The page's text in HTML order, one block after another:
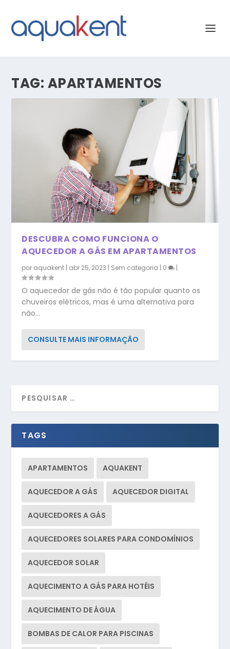
TAG: APARTAMENTOS
DESCUBRA COMO FUNCIONA O
AQUECEDOR A GÁS EM APARTAMENTOS
por aquakent | abr 25, 2023 | Sem categoria | 0 |
O aquecedor de gás não é tão popular quanto os
chuveiros elétricos, mas é uma alternativa para
não...
CONSULTE MAIS INFORMAÇÃO
TAGS
APARTAMENTOS AQUAKENT
AQUECEDOR A GÁS AQUECEDOR DIGITAL
AQUECEDORES A GÁS
AQUECEDORES SOLARES PARA CONDOMÍNIOS
AQUECEDOR SOLAR
AQUECIMENTO A GÁS PARA HOTÉIS
AQUECIMENTO DE ÁGUA
BOMBAS DE CALOR PARA PISCINAS